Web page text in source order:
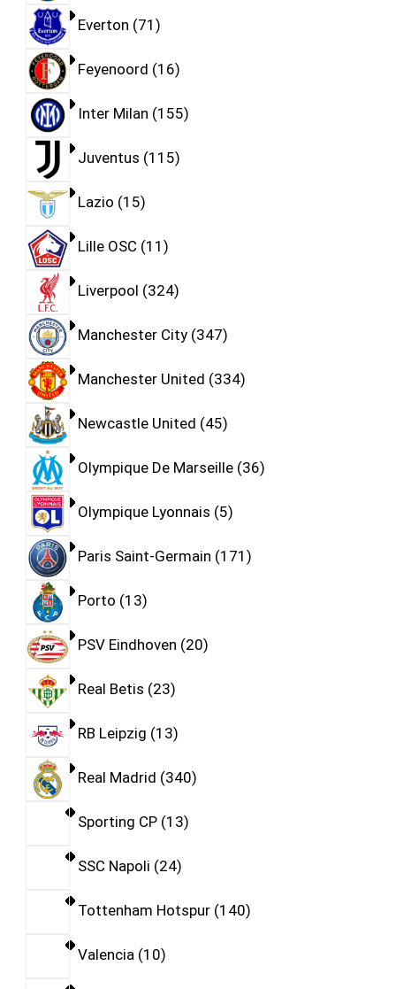
Everton 71
Feyenoord 16
Inter Milan 155
Juventus 115
Lazio 15
Lille OSC 11
Liverpool 324
Manchester City 347
Manchester United 334
Newcastle United 45
Olympique De Marseille 36
Olympique Lyonnais 5
Paris Saint-Germain 171
Porto 13
PSV Eindhoven 20
Real Betis 23
RB Leipzig 13
Real Madrid 340
Sporting CP 13
SSC Napoli 24
Tottenham Hotspur 140
Valencia 10